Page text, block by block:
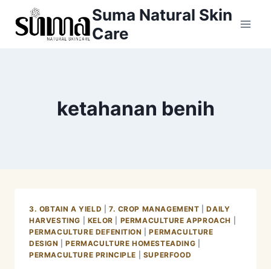
Suma Natural Skin
Care
ketahanan benih
3. OBTAIN A YIELD 7. CROP MANAGEMENT |DAILY
HARVESTING
KELOR PERMACULTURE APPROACH
PERMACULTURE DEFENITION
|PERMACULTURE
DESIGN
|PERMACULTURE HOMESTEADING
PERMACULTURE PRINCIPLE
SUPERFOOD